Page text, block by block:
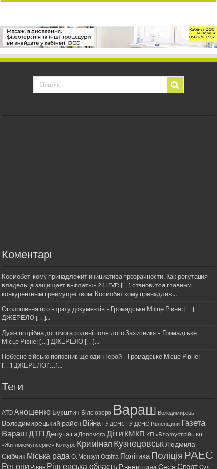
Коментарі
Космобет: кому принадлежит инициатива прозрачности. Как репутация
владельца защищает выплаты - 24 LIVE: […] становится главным
конкурентным преимуществом. Космобет кому принадлеж...
Оголошення про втрату документів – Громадське Місце Рівне: […]
ДЖЕРЕЛО […]...
Дуже потрібна допомога родині полеглого Захисника – Громадське
Місце Рівне: […] ДЖЕРЕЛО […]...
Небесне військо поповнив ще один Герой – Громадське Місце Рівне:
[…] ДЖЕРЕЛО […]...
Теги
АТО Анощенко Бурштин Біле озеро Вараш Володимирець
Володимирецький район Війна ГУ ДСНС ГУ ДСНС Рівненщини Газета
Вараш ДТП Депутати Допомога Діти КМКП КП «Благоустрій» КП
«Житлокомунсервіс» Конкурс Кримінал Кузнецовськ Людмила
Скібчик Міська рада О. Мензул Освіта ПолітикаПоліція РАЕС
Регіони Рівне Рівненська область Рівненщина Сесія Спорт Суд